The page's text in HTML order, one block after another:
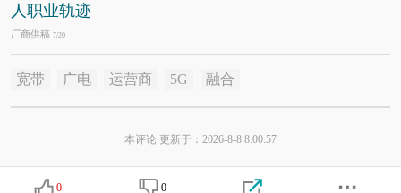
人职业轨迹
厂商供稿 7/20
宽带 广电 运营商 5G 融合
本评论 更新于：2026-8-8 8:00:57
0 0